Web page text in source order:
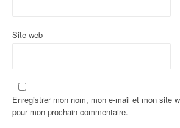
Site web
Enregistrer mon nom, mon e-mail et mon site
pour mon prochain commentaire.